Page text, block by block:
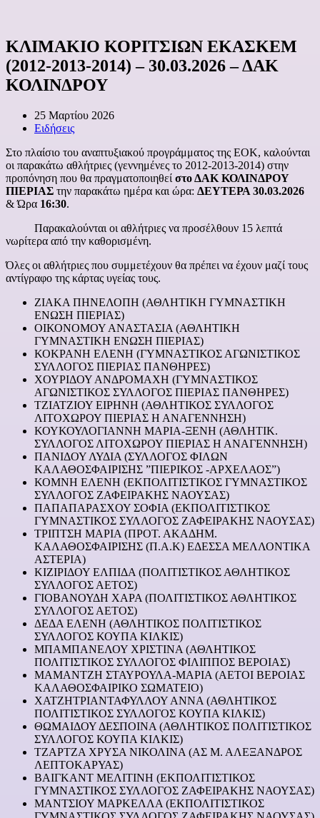
ΚΛΙΜΑΚΙΟ ΚΟΡΙΤΣΙΩΝ ΕΚΑΣΚΕΜ
(2012-2013-2014) – 30.03.2026 – ΔΑΚ
ΚΟΛΙΝΔΡΟΥ
25 Μαρτίου 2026
Ειδήσεις
Στο πλαίσιο του αναπτυξιακού προγράμματος της ΕΟΚ, καλούνται
οι παρακάτω αθλήτριες (γεννημένες το 2012-2013-2014) στην
προπόνηση που θα πραγματοποιηθεί στο ΔΑΚ ΚΟΛΙΝΔΡΟΥ
ΠΙΕΡΙΑΣ την παρακάτω ημέρα και ώρα: ΔΕΥΤΕΡΑ 30.03.2026
& Ώρα 16:30.
Παρακαλούνται οι αθλήτριες να προσέλθουν 15 λεπτά
νωρίτερα από την καθορισμένη.
Όλες οι αθλήτριες που συμμετέχουν θα πρέπει να έχουν μαζί τους
αντίγραφο της κάρτας υγείας τους.
ΖΙΑΚΑ ΠΗΝΕΛΟΠΗ (ΑΘΛΗΤΙΚΗ ΓΥΜΝΑΣΤΙΚΗ
ΕΝΩΣΗ ΠΙΕΡΙΑΣ)
ΟΙΚΟΝΟΜΟΥ ΑΝΑΣΤΑΣΙΑ (ΑΘΛΗΤΙΚΗ
ΓΥΜΝΑΣΤΙΚΗ ΕΝΩΣΗ ΠΙΕΡΙΑΣ)
ΚΟΚΡΑΝΗ ΕΛΕΝΗ (ΓΥΜΝΑΣΤΙΚΟΣ ΑΓΩΝΙΣΤΙΚΟΣ
ΣΥΛΛΟΓΟΣ ΠΙΕΡΙΑΣ ΠΑΝΘΗΡΕΣ)
ΧΟΥΡΙΔΟΥ ΑΝΔΡΟΜΑΧΗ (ΓΥΜΝΑΣΤΙΚΟΣ
ΑΓΩΝΙΣΤΙΚΟΣ ΣΥΛΛΟΓΟΣ ΠΙΕΡΙΑΣ ΠΑΝΘΗΡΕΣ)
ΤΖΙΑΤΖΙΟΥ ΕΙΡΗΝΗ (ΑΘΛΗΤΙΚΟΣ ΣΥΛΛΟΓΟΣ
ΛΙΤΟΧΩΡΟΥ ΠΙΕΡΙΑΣ Η ΑΝΑΓΕΝΝΗΣΗ)
ΚΟΥΚΟΥΛΟΓΙΑΝΝΗ ΜΑΡΙΑ-ΞΕΝΗ (ΑΘΛΗΤΙΚ.
ΣΥΛΛΟΓΟΣ ΛΙΤΟΧΩΡΟΥ ΠΙΕΡΙΑΣ Η ΑΝΑΓΕΝΝΗΣΗ)
ΠΑΝΙΔΟΥ ΛΥΔΙΑ (ΣΥΛΛΟΓΟΣ ΦΙΛΩΝ
ΚΑΛΑΘΟΣΦΑΙΡΙΣΗΣ ”ΠΙΕΡΙΚΟΣ -ΑΡΧΕΛΑΟΣ”)
ΚΟΜΝΗ ΕΛΕΝΗ (ΕΚΠΟΛΙΤΙΣΤΙΚΟΣ ΓΥΜΝΑΣΤΙΚΟΣ
ΣΥΛΛΟΓΟΣ ΖΑΦΕΙΡΑΚΗΣ ΝΑΟΥΣΑΣ)
ΠΑΠΑΠΑΡΑΣΧΟΥ ΣΟΦΙΑ (ΕΚΠΟΛΙΤΙΣΤΙΚΟΣ
ΓΥΜΝΑΣΤΙΚΟΣ ΣΥΛΛΟΓΟΣ ΖΑΦΕΙΡΑΚΗΣ ΝΑΟΥΣΑΣ)
ΤΡΙΠΤΣΗ ΜΑΡΙΑ (ΠΡΟΤ. ΑΚΑΔΗΜ.
ΚΑΛΑΘΟΣΦΑΙΡΙΣΗΣ (Π.Α.Κ) ΕΔΕΣΣΑ ΜΕΛΛΟΝΤΙΚΑ
ΑΣΤΕΡΙΑ)
ΚΙΖΙΡΙΔΟΥ ΕΛΠΙΔΑ (ΠΟΛΙΤΙΣΤΙΚΟΣ ΑΘΛΗΤΙΚΟΣ
ΣΥΛΛΟΓΟΣ ΑΕΤΟΣ)
ΓΙΟΒΑΝΟΥΔΗ ΧΑΡΑ (ΠΟΛΙΤΙΣΤΙΚΟΣ ΑΘΛΗΤΙΚΟΣ
ΣΥΛΛΟΓΟΣ ΑΕΤΟΣ)
ΔΕΔΑ ΕΛΕΝΗ (ΑΘΛΗΤΙΚΟΣ ΠΟΛΙΤΙΣΤΙΚΟΣ
ΣΥΛΛΟΓΟΣ ΚΟΥΠΑ ΚΙΛΚΙΣ)
ΜΠΑΜΠΑΝΕΛΟΥ ΧΡΙΣΤΙΝΑ (ΑΘΛΗΤΙΚΟΣ
ΠΟΛΙΤΙΣΤΙΚΟΣ ΣΥΛΛΟΓΟΣ ΦΙΛΙΠΠΟΣ ΒΕΡΟΙΑΣ)
ΜΑΜΑΝΤΖΗ ΣΤΑΥΡΟΥΛΑ-ΜΑΡΙΑ (ΑΕΤΟΙ ΒΕΡΟΙΑΣ
ΚΑΛΑΘΟΣΦΑΙΡΙΚΟ ΣΩΜΑΤΕΙΟ)
ΧΑΤΖΗΤΡΙΑΝΤΑΦΥΛΛΟΥ ΑΝΝΑ (ΑΘΛΗΤΙΚΟΣ
ΠΟΛΙΤΙΣΤΙΚΟΣ ΣΥΛΛΟΓΟΣ ΚΟΥΠΑ ΚΙΛΚΙΣ)
ΘΩΜΑΙΔΟΥ ΔΕΣΠΟΙΝΑ (ΑΘΛΗΤΙΚΟΣ ΠΟΛΙΤΙΣΤΙΚΟΣ
ΣΥΛΛΟΓΟΣ ΚΟΥΠΑ ΚΙΛΚΙΣ)
ΤΖΑΡΤΖΑ ΧΡΥΣΑ ΝΙΚΟΛΙΝΑ (ΑΣ Μ. ΑΛΕΞΑΝΔΡΟΣ
ΛΕΠΤΟΚΑΡΥΑΣ)
ΒΑΙΓΚΑΝΤ ΜΕΛΙΤΙΝΗ (ΕΚΠΟΛΙΤΙΣΤΙΚΟΣ
ΓΥΜΝΑΣΤΙΚΟΣ ΣΥΛΛΟΓΟΣ ΖΑΦΕΙΡΑΚΗΣ ΝΑΟΥΣΑΣ)
ΜΑΝΤΣΙΟΥ ΜΑΡΚΕΛΛΑ (ΕΚΠΟΛΙΤΙΣΤΙΚΟΣ